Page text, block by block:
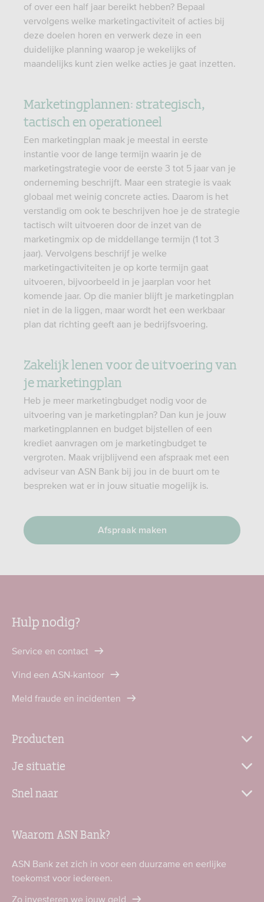
of over een half jaar bereikt hebben? Bepaal
vervolgens welke marketingactiviteit of acties bij
deze doelen horen en verwerk deze in een
duidelijke planning waarop je wekelijks of
maandelijks kunt zien welke acties je gaat inzetten.
Marketingplannen: strategisch,
tactisch en operationeel
Een marketingplan maak je meestal in eerste
instantie voor de lange termijn waarin je de
marketingstrategie voor de eerste 3 tot 5 jaar van je
onderneming beschrijft. Maar een strategie is vaak
globaal met weinig concrete acties. Daarom is het
verstandig om ook te beschrijven hoe je de strategie
tactisch wilt uitvoeren door de inzet van de
marketingmix op de middellange termijn (1 tot 3
jaar). Vervolgens beschrijf je welke
marketingactiviteiten je op korte termijn gaat
uitvoeren, bijvoorbeeld in je jaarplan voor het
komende jaar. Op die manier blijft je marketingplan
niet in de la liggen, maar wordt het een werkbaar
plan dat richting geeft aan je bedrijfsvoering.
Zakelijk lenen voor de uitvoering van
je marketingplan
Heb je meer marketingbudget nodig voor de
uitvoering van je marketingplan? Dan kun je jouw
marketingplannen en budget bijstellen of een
krediet aanvragen om je marketingbudget te
vergroten. Maak vrijblijvend een afspraak met een
adviseur van ASN Bank bij jou in de buurt om te
bespreken wat er in jouw situatie mogelijk is.
Afspraak maken
Hulp nodig?
Service en contact
Vind een ASN-kantoor
Meld fraude en incidenten
Producten
Je situatie
Snel naar
Waarom ASN Bank?
ASN Bank zet zich in voor een duurzame en eerlijke
toekomst voor iedereen.
Zo investeren we jouw geld